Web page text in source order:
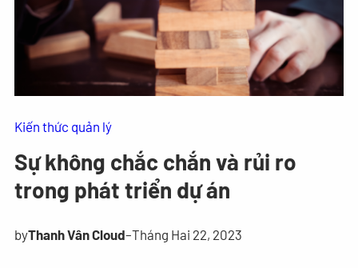
Kiến thức quản lý
Sự không chắc chắn và rủi ro
trong phát triển dự án
byThanh Vân Cloud–Tháng Hai 22, 2023